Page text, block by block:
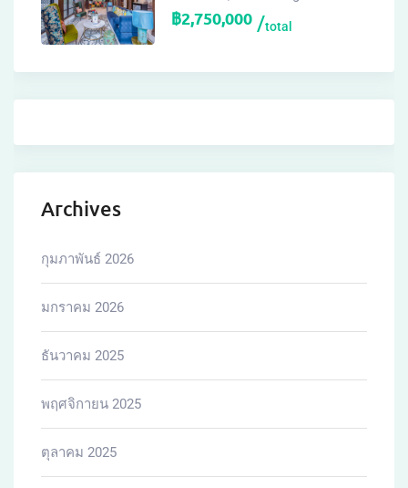
฿2,750,000 total
Archives
กุมภาพันธ์ 2026
มกราคม 2026
ธันวาคม 2025
พฤศจิกายน 2025
ตุลาคม 2025